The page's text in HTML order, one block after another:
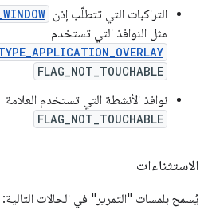
التراكبات التي تتطلّب إذن
مثل النوافذ التي تستخدم
FLAG_NOT_TOUCHABLE
نوافذ الأنشطة التي تستخدم العلامة
FLAG_NOT_TOUCHABLE
الاستثناءات
يُسمح بلمسات "التمرير" في الحالات التالية: